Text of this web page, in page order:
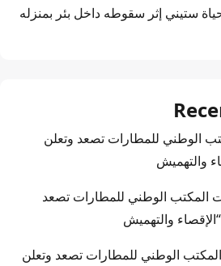
ستيني إثر سقوطه داخل بئر بمنزله
الوطني للمطارات تصعد وتعلن
والتهميش
المكتب الوطني للمطارات تصعد
والتهميش
المكتب الوطني للمطارات تصعد وتعلن